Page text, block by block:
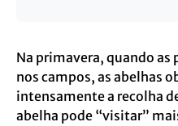
Na primavera, quando
nos campos, as abelhas
intensamente a recolha
abelha pode “visitar”